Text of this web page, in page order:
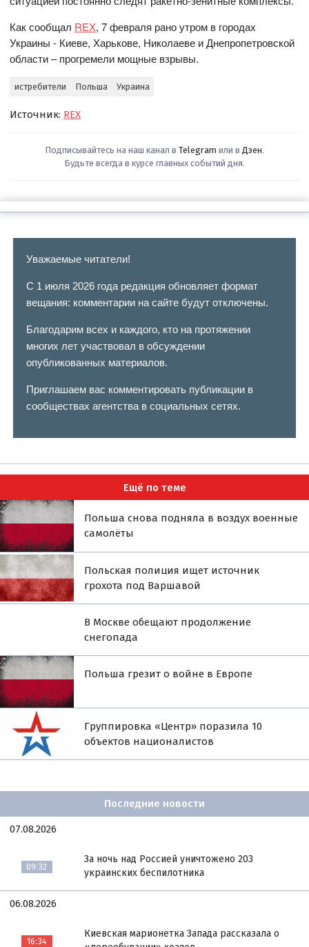
Как сообщал REX, 7 февраля рано утром в городах
Украины - Киеве, Харькове, Николаеве и Днепропетровской
области – прогремели мощные взрывы.
истребители Польша Украина
Источник: REX
Подписывайтесь на наш канал в Telegram или в Дзен.
Будьте всегда в курсе главных событий дня.
Уважаемые читатели!
С 1 июля 2026 года редакция обновляет формат
вещания: комментарии на сайте будут отключены.
Благодарим всех и каждого, кто на протяжении
многих лет участвовал в обсуждении
опубликованных материалов.
Приглашаем вас комментировать публикации в
сообществах агентства в социальных сетях.
Ещё по теме
Польша снова подняла в воздух военные
самолёты
Польская полиция ищет источник
грохота под Варшавой
В Москве обещают продолжение
снегопада
Польша грезит о войне в Европе
Группировка «Центр» поразила 10
объектов националистов
Последние новости
07.08.2026
09:32
За ночь над Россией уничтожено 203
украинских беспилотника
06.08.2026
16:34
Киевская марионетка Запада рассказала о